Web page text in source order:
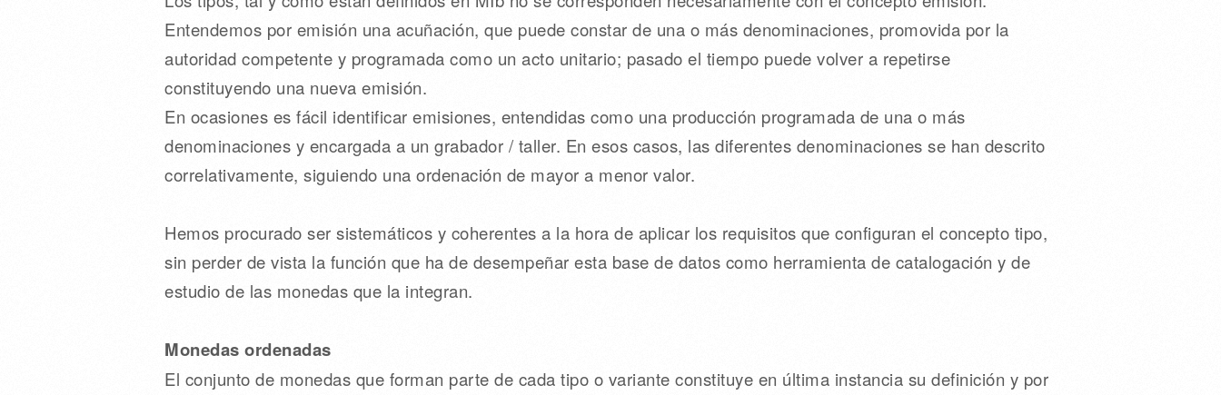
Entendemos por emisión una acuñación, que puede constar de una o más denominaciones, promovida por la
autoridad competente y programada como un acto unitario; pasado el tiempo puede volver a repetirse
constituyendo una nueva emisión.
En ocasiones es fácil identificar emisiones, entendidas como una producción programada de una o más
denominaciones y encargada a un grabador / taller. En esos casos, las diferentes denominaciones se han descrito
correlativamente, siguiendo una ordenación de mayor a menor valor.
Hemos procurado ser sistemáticos y coherentes a la hora de aplicar los requisitos que configuran el concepto tipo,
sin perder de vista la función que ha de desempeñar esta base de datos como herramienta de catalogación y de
estudio de las monedas que la integran.
Monedas ordenadas
El conjunto de monedas que forman parte de cada tipo o variante constituye en última instancia su definición y por